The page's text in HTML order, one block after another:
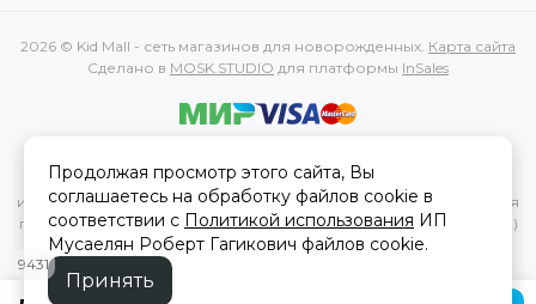
2026 © Kid Mall - сеть магазинов для новорожденных. Карта сайта
Сделано в MOSK.STUDIO для платформы InSales
характеристик, стоимости товаров и услуг, носит
информационный характер и ни при каких условиях не является
публичной офертой, определяемой положениями Статьи 437(2)
Гражданского кодекса РФ.
9431
Продолжая просмотр этого сайта, Вы
соглашаетесь на обработку файлов cookie в
соответствии с Политикой использования ИП
Мусаелян Роберт Гагикович файлов cookie.
Принять